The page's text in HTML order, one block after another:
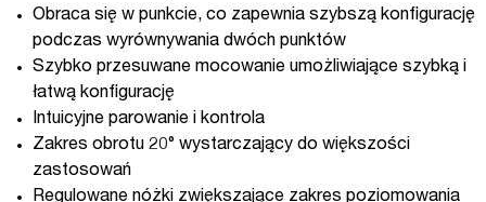
Obraca się w punkcie, co zapewnia szybszą konfigurację
podczas wyrównywania dwóch punktów
Szybko przesuwane mocowanie umożliwiające szybką i
łatwą konfigurację
Intuicyjne parowanie i kontrola
Zakres obrotu 20° wystarczający do większości
zastosowań
Regulowane nóżki zwiększające zakres poziomowania